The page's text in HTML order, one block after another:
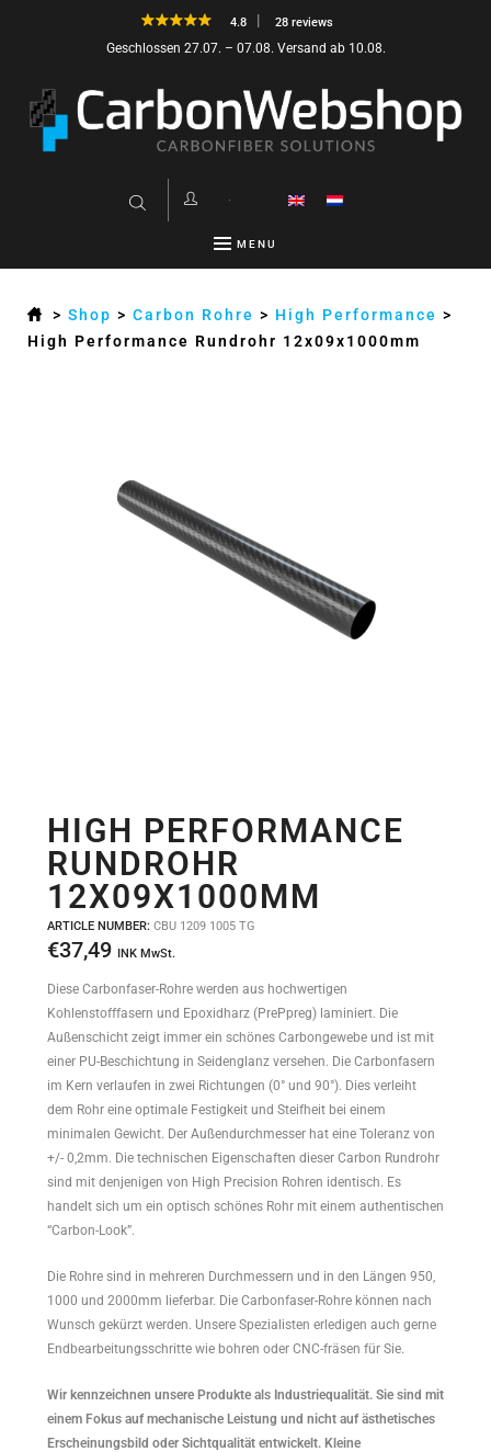
4.8 28 reviews
Geschlossen 27.07. – 07.08. Versand ab 10.08.
MENU
>Shop >Carbon Rohre > High Performance >
High Performance Rundrohr 12x09x1000mm
HIGH PERFORMANCE
RUNDROHR
12X09X1000MM
ARTICLE NUMBER: CBU 1209 1005 TG
€37,49 INK MwSt.
Diese Carbonfaser-Rohre werden aus hochwertigen
Kohlenstofffasern und Epoxidharz (PrePpreg) laminiert. Die
Außenschicht zeigt immer ein schönes Carbongewebe und ist mit
einer PU-Beschichtung in Seidenglanz versehen. Die Carbonfasern
im Kern verlaufen in zwei Richtungen (0° und 90°). Dies verleiht
dem Rohr eine optimale Festigkeit und Steifheit bei einem
minimalen Gewicht. Der Außendurchmesser hat eine Toleranz von
+/- 0,2mm. Die technischen Eigenschaften dieser Carbon Rundrohr
sind mit denjenigen von High Precision Rohren identisch. Es
handelt sich um ein optisch schönes Rohr mit einem authentischen
“Carbon-Look”.
Die Rohre sind in mehreren Durchmessern und in den Längen 950,
1000 und 2000mm lieferbar. Die Carbonfaser-Rohre können nach
Wunsch gekürzt werden. Unsere Spezialisten erledigen auch gerne
Endbearbeitungsschritte wie bohren oder CNC-fräsen für Sie.
Wir kennzeichnen unsere Produkte als Industriequalität. Sie sind mit
einem Fokus auf mechanische Leistung und nicht auf ästhetisches
Erscheinungsbild oder Sichtqualität entwickelt. Kleine